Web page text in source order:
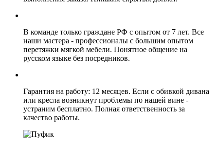
В команде только граждане РФ с опытом от 7 лет. Все
наши мастера - профессионалы с большим опытом
перетяжки мягкой мебели. Понятное общение на
русском языке без посредников.
Гарантия на работу: 12 месяцев. Если с обивкой дивана
или кресла возникнут проблемы по нашей вине -
устраним бесплатно. Полная ответственность за
качество работы.